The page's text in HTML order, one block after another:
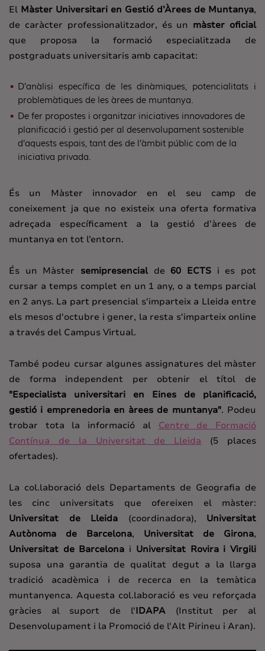
El Màster Universitari en Gestió d’Àrees de Muntanya,
de caràcter professionalitzador, és un màster oficial
que proposa la formació especialitzada de
postgraduats universitaris amb capacitat:
D’anàlisi específica de les dinàmiques, potencialitats i
problemàtiques de les àrees de muntanya.
De fer propostes i organitzar iniciatives innovadores de
planificació i gestió per al desenvolupament sostenible
d’aquests espais, tant des de l’àmbit públic com de la
iniciativa privada.
És un Màster innovador en el seu camp de
coneixement ja que no existeix una oferta formativa
adreçada específicament a la gestió d’àrees de
muntanya en tot l’entorn.
És un Màster semipresencial de 60 ECTS i es pot
cursar a temps complet en un 1 any, o a temps parcial
en 2 anys. La part presencial s'imparteix a Lleida entre
els mesos d'octubre i gener, la resta s'imparteix online
a través del Campus Virtual.
També podeu cursar algunes assignatures del màster
de forma independent per obtenir el títol de
"Especialista universitari en Eines de planificació,
gestió i emprenedoria en àrees de muntanya". Podeu
trobar tota la informació al Centre de Formació
Contínua de la Universitat de Lleida (5 places
ofertades).
La col.laboració dels Departaments de Geografia de
les cinc universitats que ofereixen el màster:
Universitat de Lleida (coordinadora), Universitat
Autònoma de Barcelona, Universitat de Girona,
Universitat de Barcelona i Universitat Rovira i Virgili
suposa una garantia de qualitat degut a la llarga
tradició acadèmica i de recerca en la temàtica
muntanyenca. Aquesta col.laboració es veu reforçada
gràcies al suport de l'IDAPA(Institut per al
Desenvolupament i la Promoció de l'Alt Pirineu i Aran).